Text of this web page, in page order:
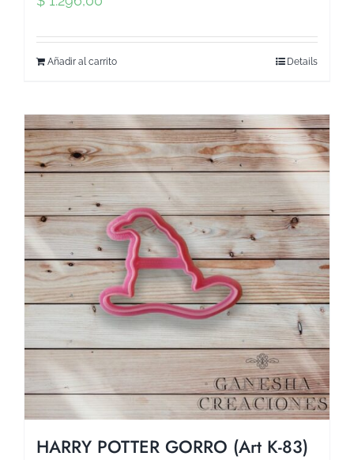
Añadir al carrito Details
HARRY POTTER GORRO (Art K-83)